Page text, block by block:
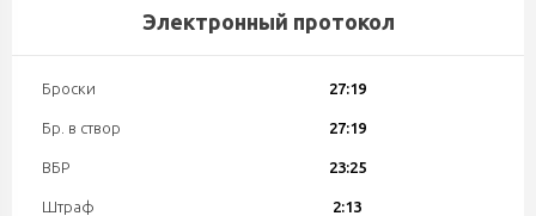
Электронный протокол
Броски 27:19
Бр. в створ 27:19
ВБР 23:25
Штраф 2:13